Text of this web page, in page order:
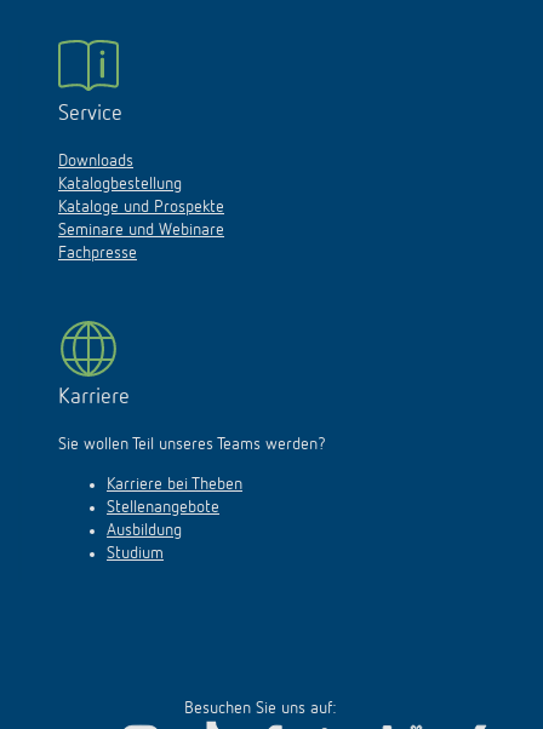
Service
Downloads
Katalogbestellung
Kataloge und Prospekte
Seminare und Webinare
Fachpresse
Karriere
Sie wollen Teil unseres Teams werden?
Karriere bei Theben
Stellenangebote
Ausbildung
Studium
Besuchen Sie uns auf: